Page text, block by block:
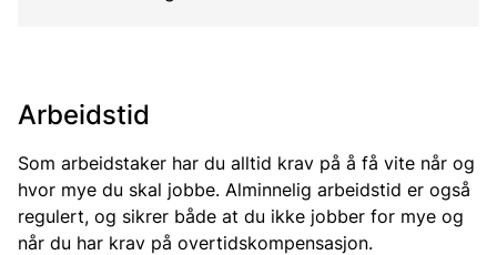
Arbeidstid
Som arbeidstaker har du alltid krav på å få vite når og
hvor mye du skal jobbe. Alminnelig arbeidstid er også
regulert, og sikrer både at du ikke jobber for mye og
når du har krav på overtidskompensasjon.